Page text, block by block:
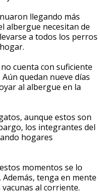
llegando más
albergue necesitan de
a todos los perros
cuenta con suficiente
Aún quedan nueve días
al albergue en la
aunque estos son
los integrantes del
hogares
momentos se lo
tenga en mente
al corriente.